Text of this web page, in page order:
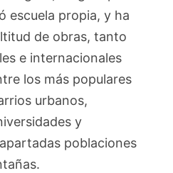
escuela propia, y ha
de obras, tanto
e internacionales
los más populares
urbanos,
y
poblaciones